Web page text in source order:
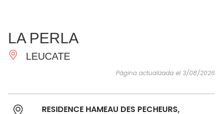
IMPRESCINDIBLES
LA PERLA
LEUCATE
Página actualizada el 3/08/2026
RESIDENCE HAMEAU DES PECHEURS,